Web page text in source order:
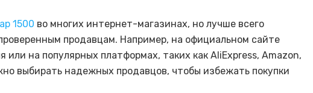
1500 во многих интернет-магазинах, но лучше всего
продавцам. Например, на официальном сайте
или на популярных платформах, таких как AliExpress, Amazon,
выбирать надежных продавцов, чтобы избежать покупки